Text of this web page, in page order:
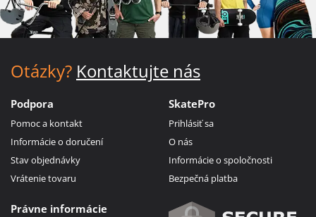
Otázky? Kontaktujte nás
Podpora
Pomoc a kontakt
Informácie o doručení
Stav objednávky
Vrátenie tovaru
SkatePro
Prihlásiť sa
O nás
Informácie o spoločnosti
Bezpečná platba
Právne informácie